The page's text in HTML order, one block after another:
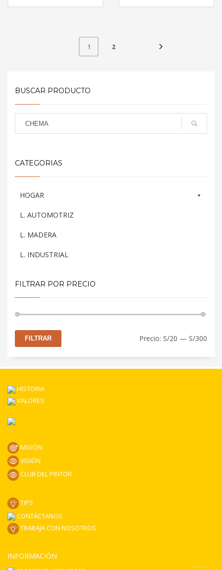
1 2
BUSCAR PRODUCTO
CATEGORIAS
HOGAR
L. AUTOMOTRIZ
L. MADERA
L. INDUSTRIAL
FILTRAR POR PRECIO
FILTRAR Precio: S/20 — S/300
HISTORIA
VALORES
MISIÓN
VISIÓN
CLUB DEL PINTOR
TIPS
CONTÁCTANOS
TRABAJA CON NOSOTROS
INFORMACIÓN